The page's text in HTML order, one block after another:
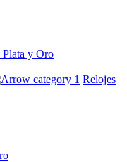
Plata y Oro
Relojes